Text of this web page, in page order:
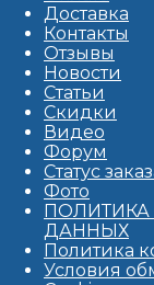
Доставка
Контакты
Отзывы
Новости
Статьи
Скидки
Видео
Форум
Статус
Фото
ДАННЫХ​
Политика
Условия